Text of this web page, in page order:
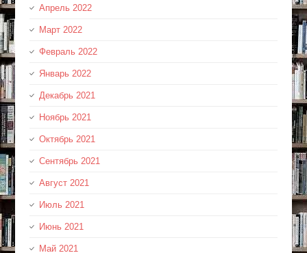
Апрель 2022
Март 2022
Февраль 2022
Январь 2022
Декабрь 2021
Ноябрь 2021
Октябрь 2021
Сентябрь 2021
Август 2021
Июль 2021
Июнь 2021
Май 2021